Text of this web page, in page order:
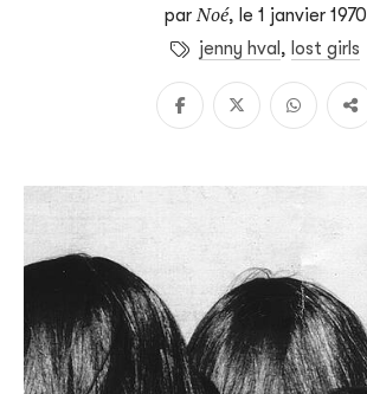
parNoé, le 1 janvier 1970
jenny hval , lost girls